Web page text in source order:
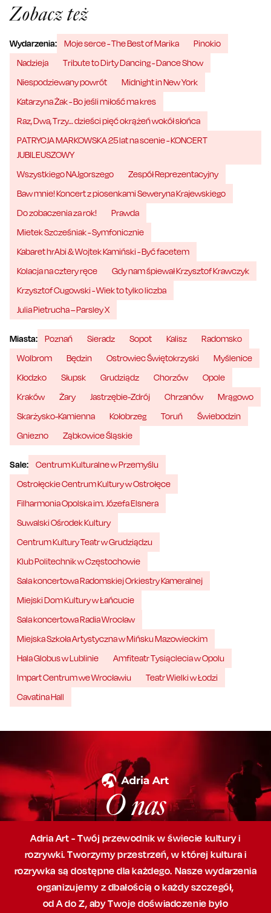
Zobacz też
Wydarzenia: Moje serce - The Best of Marika
Pinokio
Nadzieja
Tribute to Dirty Dancing - Dance Show
Niespodziewany powrót
Midnight in New York
Katarzyna Żak - Bo jeśli miłość ma kres
Raz, Dwa, Trzy… dzieści pięć okrążeń wokół słońca
PATRYCJA MARKOWSKA 25 lat na scenie - KONCERT
JUBILEUSZOWY
Wszystkiego NAJgorszego
Zespół Reprezentacyjny
Baw mnie! Koncert z piosenkami Seweryna Krajewskiego
Do zobaczenia za rok!
Prawda
Mietek Szcześniak - Symfonicznie
Kabaret hrAbi & Wojtek Kamiński - Być facetem
Kolacja na cztery ręce
Gdy nam śpiewał Krzysztof Krawczyk
Krzysztof Cugowski - Wiek to tylko liczba
Julia Pietrucha – Parsley X
Miasta: Poznań Sieradz Sopot Kalisz
Radomsko
Wolbrom
Będzin Ostrowiec Świętokrzyski
Myślenice
Kłodzko
Słupsk Grudziądz Chorzów
Opole
Kraków
Żary Jastrzębie-Zdrój Chrzanów
Mrągowo
Skarżysko-Kamienna
Kołobrzeg Toruń
Świebodzin
Gniezno
Ząbkowice Śląskie
Sale:
Centrum Kulturalne w Przemyślu
Ostrołęckie Centrum Kultury w Ostrołęce
Filharmonia Opolska im. Józefa Elsnera
Suwalski Ośrodek Kultury
Centrum Kultury Teatr w Grudziądzu
Klub Politechnik w Częstochowie
Sala koncertowa Radomskiej Orkiestry Kameralnej
Miejski Dom Kultury w Łańcucie
Sala koncertowa Radia Wrocław
Miejska Szkoła Artystyczna w Mińsku Mazowieckim
Hala Globus w Lublinie
Amfiteatr Tysiąclecia w Opolu
Impart Centrum we Wrocławiu
Teatr Wielki w Łodzi
Cavatina Hall
O nas
Adria Art - Twój przewodnik w świecie kultury i
rozrywki. Tworzymy przestrzeń,w której kultura i
rozrywka są dostępne dla każdego. Nasze wydarzenia
organizujemy z dbałością o każdy szczegół,
od A do Z, abyTwoje doświadczenie było